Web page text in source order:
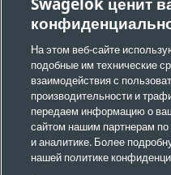
Запрет на продажу и
На этом веб-сайте
подобные им технические
взаимодействия с
производительности и
передаем информацию о
сайтом нашим партнерам
и аналитике. Более
нашей политике